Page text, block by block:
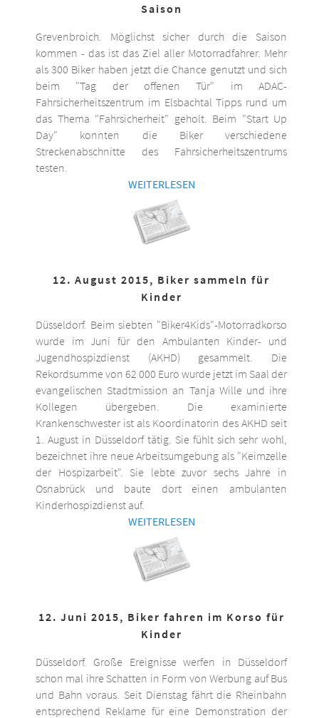
Saison
Grevenbroich. Möglichst sicher durch die Saison
kommen - das ist das Ziel aller Motorradfahrer. Mehr
als 300 Biker haben jetzt die Chance genutzt und sich
beim "Tag der offenen Tür" im ADAC-
Fahrsicherheitszentrum im Elsbachtal Tipps rund um
das Thema "Fahrsicherheit" geholt. Beim "Start Up
Day" konnten die Biker verschiedene
Streckenabschnitte des Fahrsicherheitszentrums
testen.
WEITERLESEN
12. August 2015, Biker sammeln für
Kinder
Düsseldorf. Beim siebten "Biker4Kids"-Motorradkorso
wurde im Juni für den Ambulanten Kinder- und
Jugendhospizdienst (AKHD) gesammelt. Die
Rekordsumme von 62 000 Euro wurde jetzt im Saal der
evangelischen Stadtmission an Tanja Wille und ihre
Kollegen übergeben. Die examinierte
Krankenschwester ist als Koordinatorin des AKHD seit
1. August in Düsseldorf tätig. Sie fühlt sich sehr wohl,
bezeichnet ihre neue Arbeitsumgebung als "Keimzelle
der Hospizarbeit". Sie lebte zuvor sechs Jahre in
Osnabrück und baute dort einen ambulanten
Kinderhospizdienst auf.
WEITERLESEN
12. Juni 2015, Biker fahren im Korso für
Kinder
Düsseldorf. Große Ereignisse werfen in Düsseldorf
schon mal ihre Schatten in Form von Werbung auf Bus
und Bahn voraus. Seit Dienstag fährt die Rheinbahn
entsprechend Reklame für eine Demonstration der